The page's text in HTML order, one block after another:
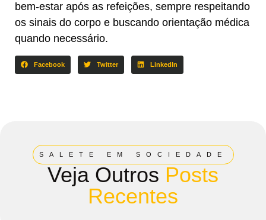
bem-estar após as refeições, sempre respeitando
os sinais do corpo e buscando orientação médica
quando necessário.
Facebook Twitter LinkedIn
SALETE EM SOCIEDADE
Veja Outros Posts
Recentes